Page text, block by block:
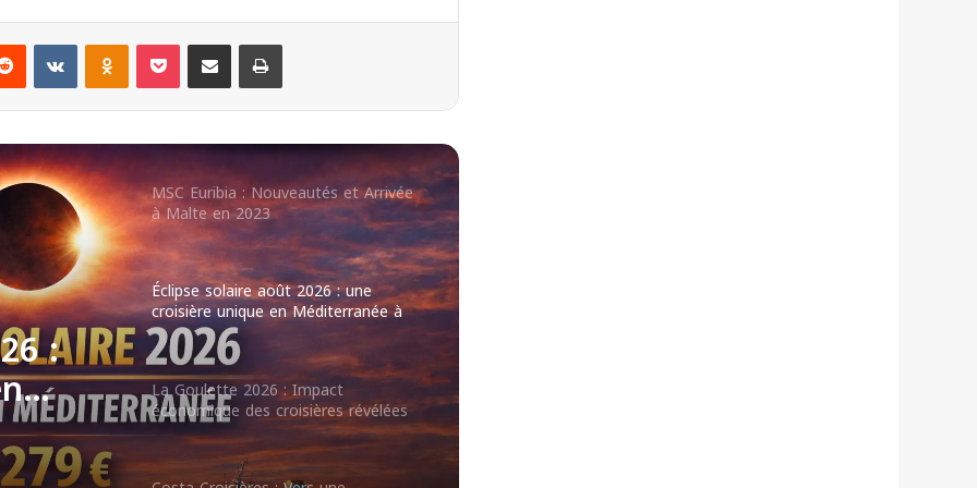
Casablanca: un successo fulminante
MSC Euribia : Nouveautés et Arrivée
à Malte en 2023
Éclipse solaire août 2026 : une
croisière unique en Méditerranée à
partir de 1 279 €
La Goulette 2026 : Impact
économique des croisières révélées
Costa Croisières : Vers une
augmentation des escales en Tunisie